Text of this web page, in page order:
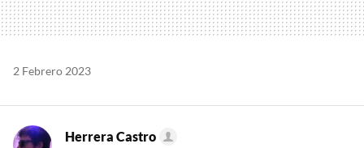
2 Febrero 2023
Herrera Castro